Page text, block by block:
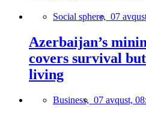
Social sphere, 07
Azerbaijan’s
covers survival
living
Business, 07 avqust,